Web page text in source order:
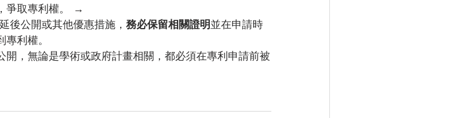
爭取專利權。 →
後公開或其他優惠措施， 務必保留相關證明並在申請時
專利權。
，無論是學術或政府計畫相關，都必須在專利申請前被